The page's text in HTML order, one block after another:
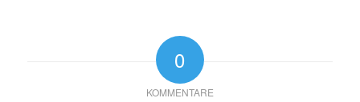
0
KOMMENTARE